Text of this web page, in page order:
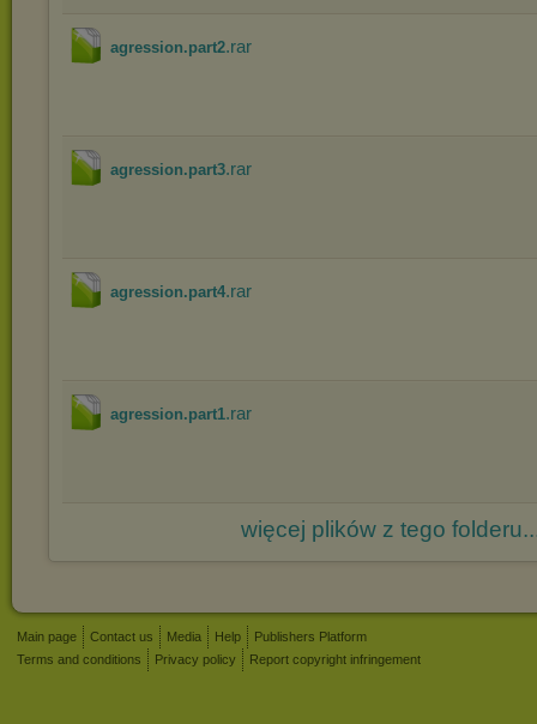
agression.part2.rar
agression.part3.rar
agression.part4.rar
agression.part1.rar
więcej plików z tego
Main page Contact us Media Help
Publishers Platform
Terms and conditions
Privacy policy Report copyright infringement